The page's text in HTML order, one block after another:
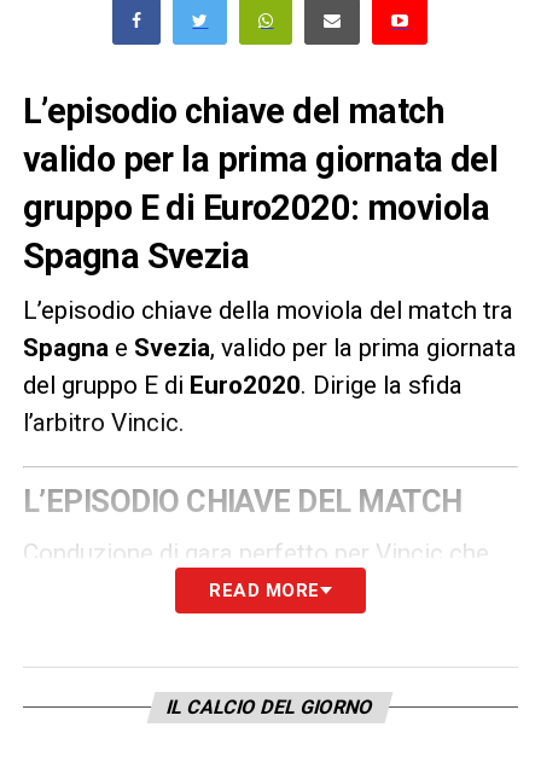
L’episodio chiave del match
valido per la prima giornata del
gruppo E di Euro2020: moviola
Spagna Svezia
L’episodio chiave della moviola del match tra
Spagna e Svezia, valido per la prima giornata
del gruppo E di Euro2020. Dirige la sfida
l’arbitro Vincic.
L’EPISODIO CHIAVE DEL MATCH
Conduzione di gara perfetto per Vincic che
non ha bisogno di ricorrere al VAR e non
LA PLAYLIST DELLE NOSTRE TOP NEWS
READ MORE
IL CALCIO DEL GIORNO